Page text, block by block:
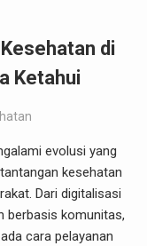
di
Ketahui
evolusi yang
kesehatan
Dari digitalisasi
berbasis komunitas,
cara pelayanan